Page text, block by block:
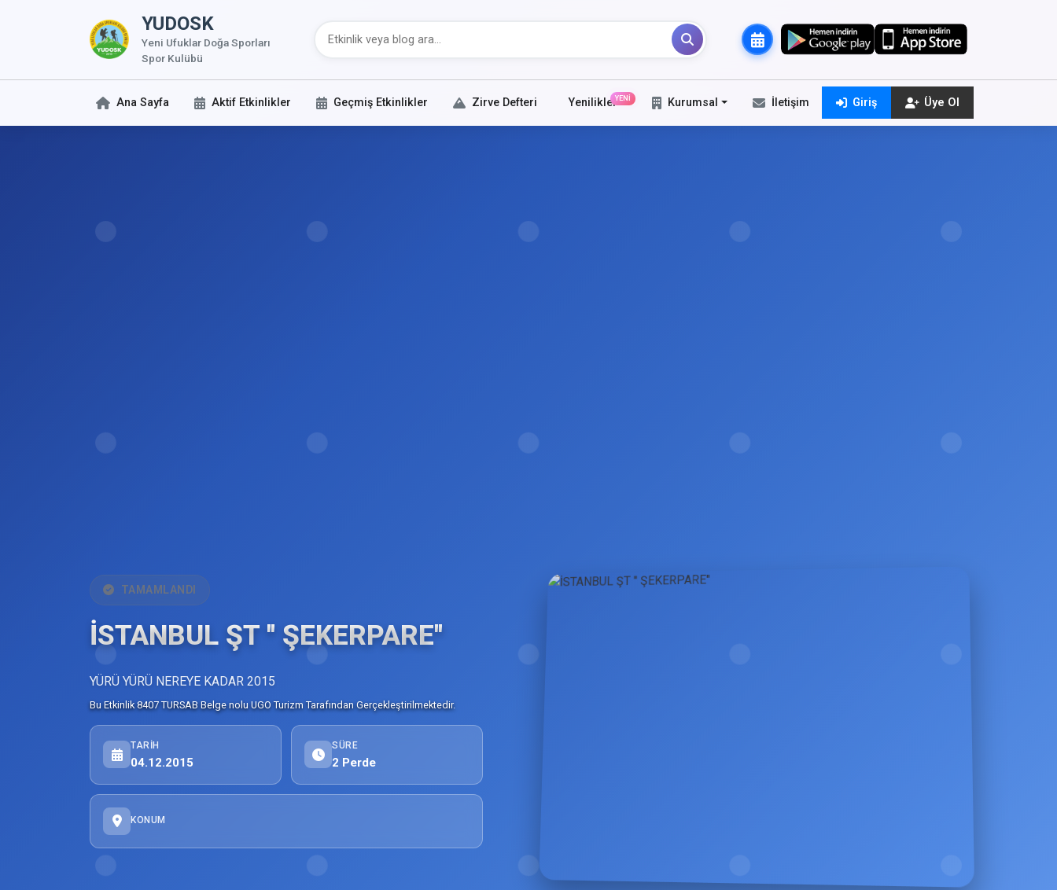
YUDOSK
Yeni Ufuklar Doğa Sporları
Spor Kulübü
Ana Sayfa Aktif Etkinlikler Geçmiş Etkinlikler Zirve Defteri YeniliklerYENİ Kurumsal İletişim Giriş Üye Ol
TAMAMLANDI
İSTANBUL ŞT '' ŞEKERPARE''
YÜRÜ YÜRÜ NEREYE KADAR 2015
Bu Etkinlik 8407 TURSAB Belge nolu UGO Turizm Tarafından Gerçekleştirilmektedir.
TARIH
04.12.2015
SÜRE
2 Perde
KONUM